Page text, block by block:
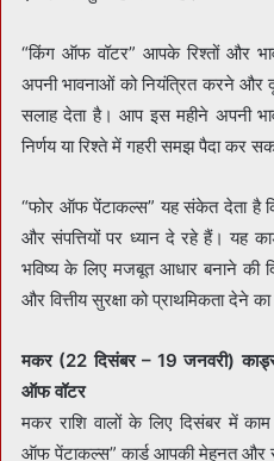
“किंग ऑफ वॉटर” आपके रिश्तों और
अपनी भावनाओं को नियंत्रित करने
सलाह देता है। आप इस महीने अपनी
निर्णय या रिश्ते में गहरी समझ पैदा कर
“फोर ऑफ पेंटाकल्स” यह संकेत देता है
और संपत्तियों पर ध्यान दे रहे हैं। यह
भविष्य के लिए मजबूत आधार बनाने की
और वित्तीय सुरक्षा को प्राथमिकता देने
मकर (22 दिसंबर – 19 जनवरी)
ऑफ वॉटर
मकर राशि वालों के लिए दिसंबर में
ऑफ पेंटाकल्स” कार्ड आपकी मेहनत और